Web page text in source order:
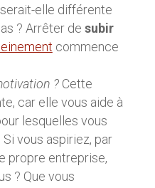
elle différente
? Arrêter de subir
commence
? Cette
car elle vous aide à
lesquelles vous
vous aspiriez, par
propre entreprise,
? Que vous